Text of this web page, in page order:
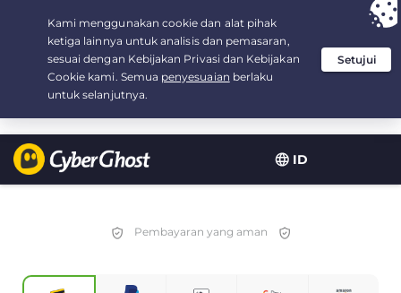
ID
Your choice:The Best Dealfor 1.5-years at $2.75
Pembayaran yang aman